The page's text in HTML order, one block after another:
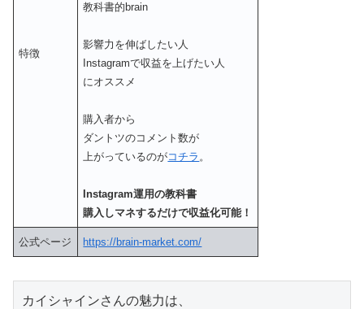
特徴
教科書的brain
影響力を伸ばしたい人
Instagramで収益を上げたい人
にオススメ
購入者から
ダントツのコメント数が
上がっているのがコチラ 。
Instagram運用の教科書
購入しマネするだけで収益化可能！
公式ページ https://brain-market.com/
カイシャインさんの魅力は、